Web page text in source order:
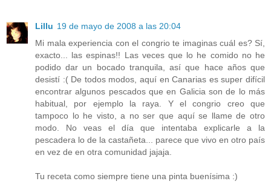
Lillu 19 de mayo de 2008 a las 20:04
Mi mala experiencia con el congrio te imaginas cuál es? Sí,
exacto... las espinas!! Las veces que lo he comido no he
podido dar un bocado tranquila, así que hace años que
desistí :( De todos modos, aquí en Canarias es super difícil
encontrar algunos pescados que en Galicia son de lo más
habitual, por ejemplo la raya. Y el congrio creo que
tampoco lo he visto, a no ser que aquí se llame de otro
modo. No veas el día que intentaba explicarle a la
pescadera lo de la castañeta... parece que vivo en otro país
en vez de en otra comunidad jajaja.
Tu receta como siempre tiene una pinta buenísima :)